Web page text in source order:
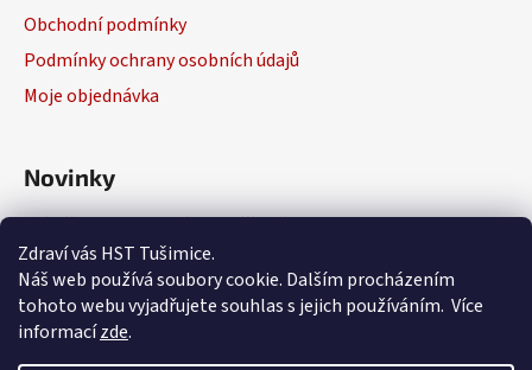
Zdraví vás HST Tušimice.
Náš web používá soubory cookie. Dalším procházením
tohoto webu vyjadřujete souhlas s jejich používáním. Více
informacízde.
Obchodní podmínky
Podmínky ochrany osobních údajů
Moje objednávka
Novinky
Výběr elektrického nářadí
29.1.2026